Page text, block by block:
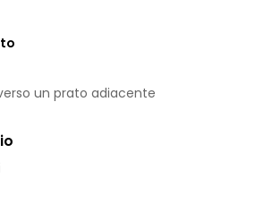
un prato adiacente